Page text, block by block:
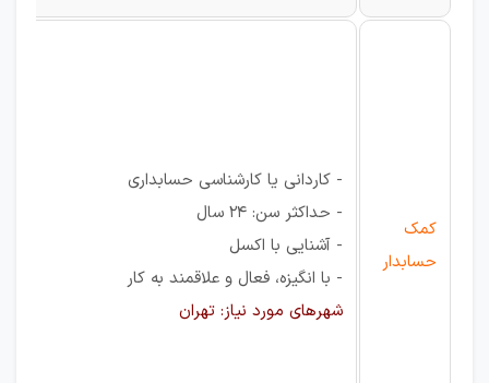
کمک
حسابدار
- کاردانی یا کارشناسی حسابداری
- حداکثر سن: 24 سال
- آشنایی با اکسل
- با انگیزه، فعال و علاقمند به کار
شهرهای مورد نیاز: تهران